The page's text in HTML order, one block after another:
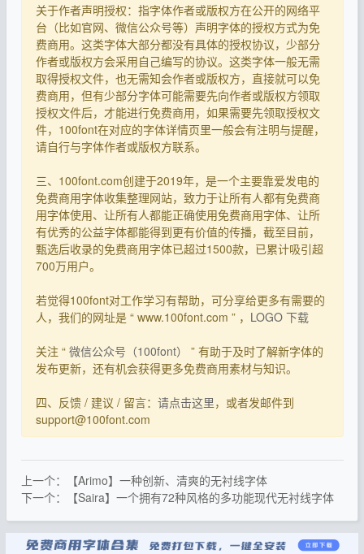
关于作者声明授权：指字体作者或版权方在公开的网络平
台（比如官网、微信公众号等）声明字体的授权方式为免
费商用。这类字体大部分都没有具体的授权协议，少部分
作者或版权方会采用自己编写的协议。这类字体一般无需
取得授权文件，也无需知会作者或版权方，直接就可以免
费商用，但有少部分字体可能需要先向作者或版权方领取
授权文件后，才能进行免费商用，如果需要先领取授权文
件，100font在对应的字体详情页里一般会有注明与提醒，
请自行与字体作者或版权方联系。
三、100font.com创建于2019年，是一个主要靠爱发电的
免费商用字体收集整理网站，致力于让所有人都有免费商
用字体使用、让所有人都能正确使用免费商用字体、让所
有优秀的公益字体都能得到更有价值的传播，截至目前，
甄选后收录的免费商用字体已超过1500款，已累计吸引超
700万用户。
若觉得100font对工作学习有帮助，可分享给更多有需要的
人，我们的网址是 “ www.100font.com ” ， LOGO 下载
关注 “ 微信公众号（100font）
” 有助于及时了解新字体的
发布更新，还有机会获得更多免费商用素材与知识。
四、反馈 / 建议 / 留言： 请点击这里，或者发邮件到
support@100font.com
上一个：【Arimo】一种创新、清爽的无衬线字体
下一个：【Saira】一个拥有72种风格的多功能现代无衬线字体